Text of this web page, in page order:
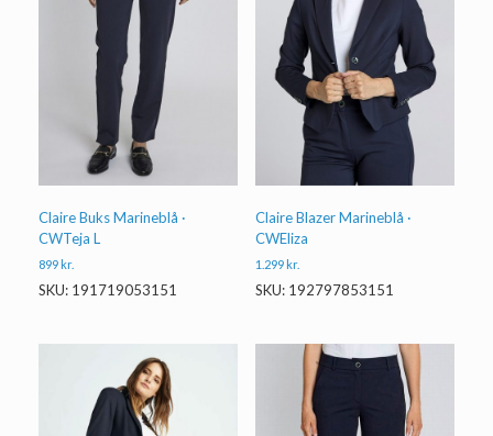
Claire Buks Marineblå ·
CWTeja L
899 kr.
SKU: 191719053151
Claire Blazer Marineblå ·
CWEliza
1.299 kr.
SKU: 192797853151